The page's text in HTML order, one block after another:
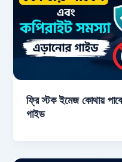
ফ্রি স্টক ইমেজ কোথায়
গাইড